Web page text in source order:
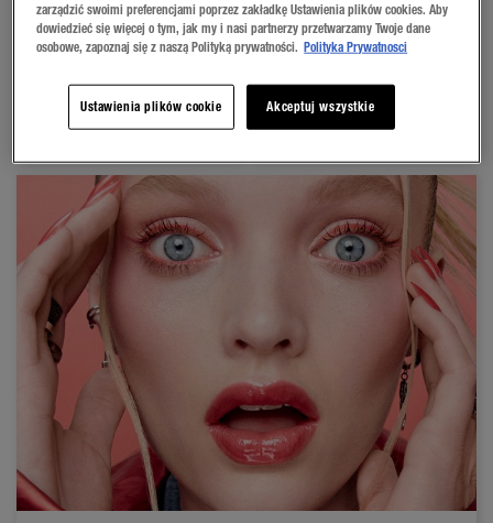
LIFTER GLOSS BŁYSZCZYK DO
UST
KUP TERAZ LIFTER GLOSS BŁYSZCZYK DO UST
PEEL-OFF LINER SEMI-
PERMANENTNA KONTURÓWKA
KUP TERAZ
zarządzić swoimi preferencjami poprzez zakładkę Ustawienia plików cookies. Aby
dowiedzieć się więcej o tym, jak my i nasi partnerzy przetwarzamy Twoje dane
osobowe, zapoznaj się z naszą Polityką prywatności. Polityka Prywatnosci
Ustawienia plików cookie Akceptuj wszystkie